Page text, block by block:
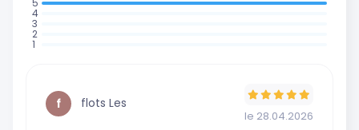
avis
avis
f flots Les
le 28.04.2026